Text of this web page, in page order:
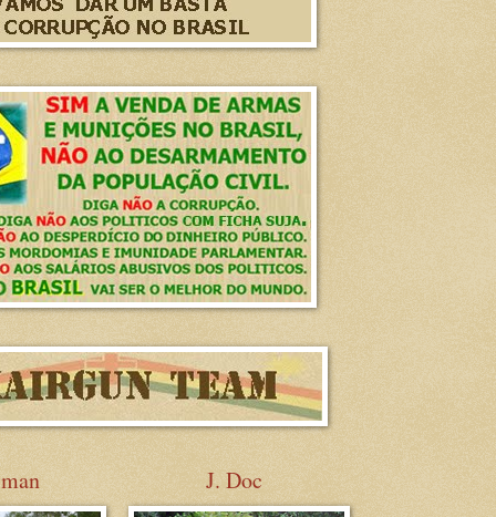
J. Doc